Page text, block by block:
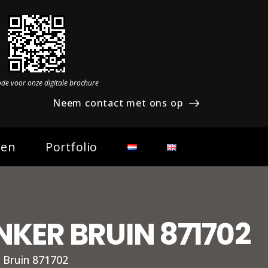
voor onze digitale brochure
Neem contact met ons op
Portfolio
BRUIN 871702
871702